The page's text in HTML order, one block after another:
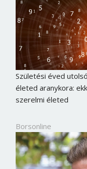
Születési éved
életed aranykora:
szerelmi életed
Borsonline